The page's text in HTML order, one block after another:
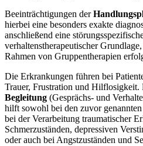
Beeinträchtigungen der
hierbei eine besonders exakte
anschließend eine
verhaltenstherapeutischer
Rahmen von Gruppentherapien
Die Erkrankungen führen bei
Trauer, Frustration und Hilflosigkeit.
Begleitung (Gesprächs- und
hilft sowohl bei den zuvor
bei der Verarbeitung traumatischer
Schmerzuständen, depressiven
oder auch bei Angstzuständen und